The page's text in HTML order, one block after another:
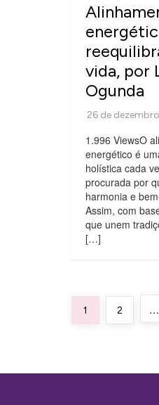
vida, por
Ogunda
1.996 ViewsO
energético é
holística cada
procurada por
harmonia e
Assim, com
que unem
[…]
P
a
i
Page
1 Page
2 …